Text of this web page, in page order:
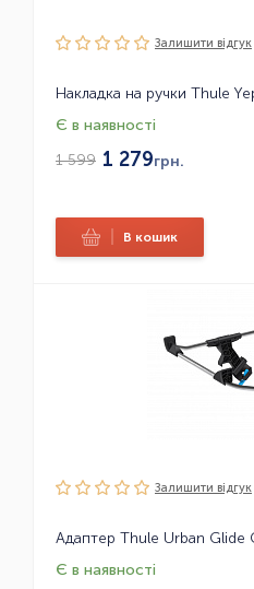
Залишити вiдгук
Є в наявності
1 599 1 279грн.
В кошик
Залишити вiдгук
Адаптер Thule Urban Glide
Є в наявності